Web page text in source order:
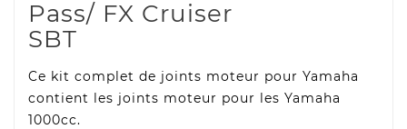
Pass/ FX Cruiser
SBT
Ce kit complet de joints moteur pour Yamaha
contient les joints moteur pour les Yamaha
1000cc.